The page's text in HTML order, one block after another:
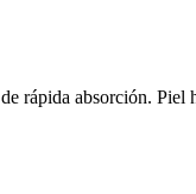
rápida absorción.